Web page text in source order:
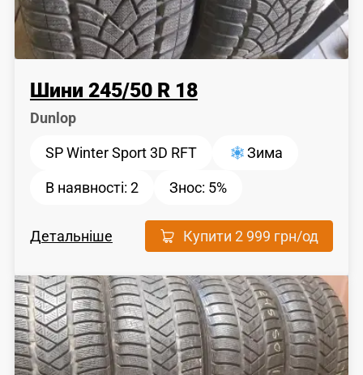
Шини 245/50 R 18
Dunlop
SP Winter Sport 3D RFT Зима
В наявності: 2 Знос: 5%
Детальніше Купити2 999 грн/од